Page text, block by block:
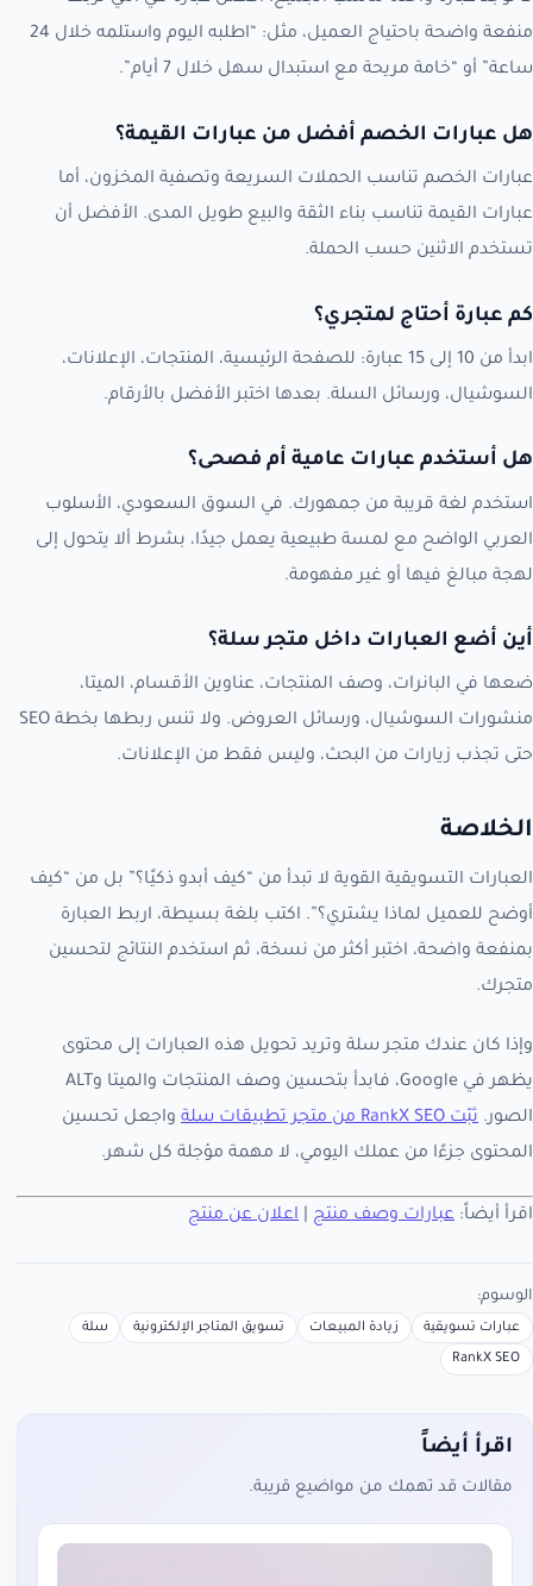
منفعة واضحة باحتياج العميل، مثل: “اطلبه اليوم واستلمه خلال 24
ساعة” أو “خامة مريحة مع استبدال سهل خلال 7 أيام”.
هل عبارات الخصم أفضل من عبارات القيمة؟
عبارات الخصم تناسب الحملات السريعة وتصفية المخزون، أما
عبارات القيمة تناسب بناء الثقة والبيع طويل المدى. الأفضل أن
تستخدم الاثنين حسب الحملة.
كم عبارة أحتاج لمتجري؟
ابدأ من 10 إلى 15 عبارة: للصفحة الرئيسية، المنتجات، الإعلانات،
السوشيال، ورسائل السلة. بعدها اختبر الأفضل بالأرقام.
هل أستخدم عبارات عامية أم فصحى؟
استخدم لغة قريبة من جمهورك. في السوق السعودي، الأسلوب
العربي الواضح مع لمسة طبيعية يعمل جيدًا، بشرط ألا يتحول إلى
لهجة مبالغ فيها أو غير مفهومة.
أين أضع العبارات داخل متجر سلة؟
ضعها في البانرات، وصف المنتجات، عناوين الأقسام، الميتا،
منشورات السوشيال، ورسائل العروض. ولا تنس ربطها بخطة SEO
حتى تجذب زيارات من البحث، وليس فقط من الإعلانات.
الخلاصة
العبارات التسويقية القوية لا تبدأ من “كيف أبدو ذكيًا؟” بل من “كيف
أوضح للعميل لماذا يشتري؟”. اكتب بلغة بسيطة، اربط العبارة
بمنفعة واضحة، اختبر أكثر من نسخة، ثم استخدم النتائج لتحسين
متجرك.
وإذا كان عندك متجر سلة وتريد تحويل هذه العبارات إلى محتوى
يظهر في Google، فابدأ بتحسين وصف المنتجات والميتا وALT
الصور. ثبّت RankX SEO من متجر تطبيقات سلة
واجعل تحسين
المحتوى جزءًا من عملك اليومي، لا مهمة مؤجلة كل شهر.
اقرأ أيضاً: عبارات وصف منتج اعلان عن منتج
الوسوم:
عبارات تسويقية زيادة المبيعات تسويق المتاجر الإلكترونية سلة
RankX SEO
اقرأ أيضاً
مقالات قد تهمك من مواضيع قريبة.